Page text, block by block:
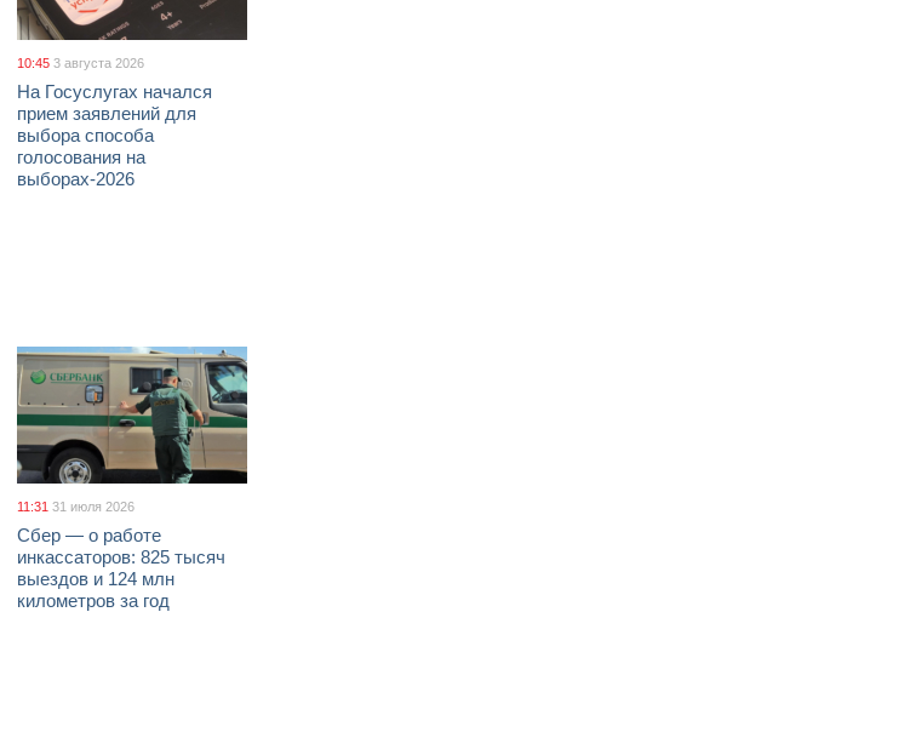
10:45 3 августа 2026
На Госуслугах начался
прием заявлений для
выбора способа
голосования на
выборах-2026
11:31 31 июля 2026
Сбер — о работе
инкассаторов: 825 тысяч
выездов и 124 млн
километров за год